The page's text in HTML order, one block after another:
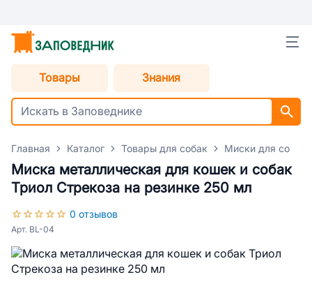
Товары Знания
Главная Каталог Товары для собак Миски для собак
Миска металлическая для кошек и собак
Триол Стрекоза на резинке 250 мл
0 отзывов
Арт. BL-04